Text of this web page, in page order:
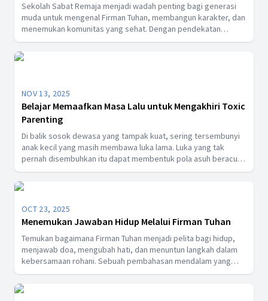
Sekolah Sabat Remaja menjadi wadah penting bagi generasi
muda untuk mengenal Firman Tuhan, membangun karakter, dan
menemukan komunitas yang sehat. Dengan pendekatan
dialogis dan relevan, Sekolah Sabat membantu remaja
menghadapi tantangan hidup modern tanpa merasa dihakimi.
Artikel ini membahas bagaimana Sekolah Sabat Remaja dapat
NOV 13, 2025
Belajar Memaafkan Masa Lalu untuk Mengakhiri Toxic
Parenting
Di balik sosok dewasa yang tampak kuat, sering tersembunyi
anak kecil yang masih membawa luka lama. Luka yang tak
pernah disembuhkan itu dapat membentuk pola asuh beracun
yang terus diwariskan dari generasi ke generasi. Melalui
proses berdamai dengan inner child, kita belajar memahami
sumber rasa sakit, memaafkan masa lalu, dan menciptakan
pola cinta yang baru. Inilah langkah awal untuk membebaskan
diri dari rantai toxic parenting dan membangun hubungan yang
lebih sehat dengan diri sendiri dan anak-anak kita.
OCT 23, 2025
Menemukan Jawaban Hidup Melalui Firman Tuhan
Temukan bagaimana Firman Tuhan menjadi pelita bagi hidup,
menjawab doa, mengubah hati, dan menuntun langkah dalam
kebersamaan rohani. Sebuah pembahasan mendalam yang
mengajak setiap pembaca untuk mengenal hikmat Tuhan dan
menemukan kekuatan di tengah kehidupan yang penuh
tantangan.